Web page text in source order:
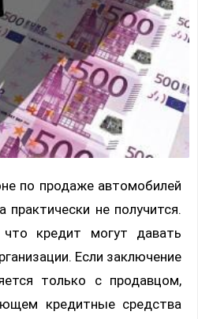
по продаже автомобилей
практически не получится.
кредит могут давать
Если заключение
только с продавцом,
кредитные средства